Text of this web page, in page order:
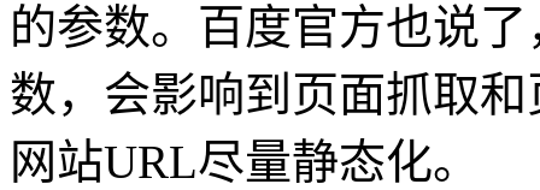
的参数。百度官方也说
数，会影响到页面抓取
网站URL尽量静态化。